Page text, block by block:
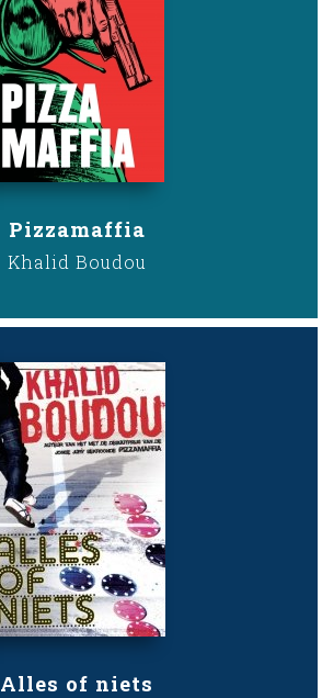
Pizzamaffia
Khalid Boudou
Alles of niets